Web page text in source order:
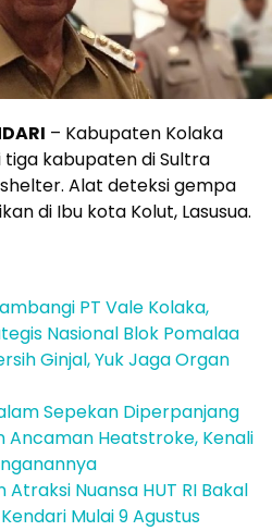
– Kabupaten Kolaka
kabupaten di Sultra
Alat deteksi gempa
di Ibu kota Kolut, Lasusua.
PT Vale Kolaka,
Nasional Blok Pomalaa
Ginjal, Yuk Jaga Organ
Sepekan Diperpanjang
Ancaman Heatstroke, Kenali
Nuansa HUT RI Bakal
Mulai 9 Agustus